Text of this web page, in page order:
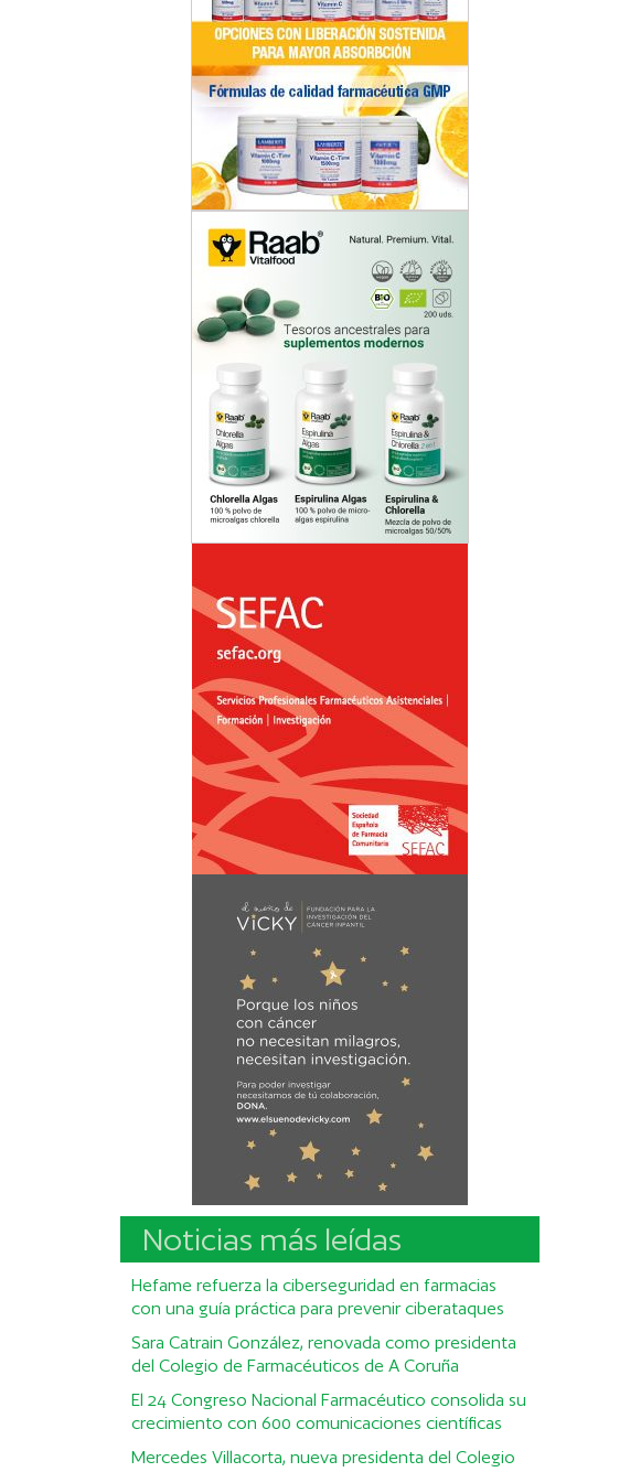
Noticias más leídas
Hefame refuerza la ciberseguridad en farmacias
con una guía práctica para prevenir ciberataques
Sara Catrain González, renovada como presidenta
del Colegio de Farmacéuticos de A Coruña
El 24 Congreso Nacional Farmacéutico consolida su
crecimiento con 600 comunicaciones científicas
Mercedes Villacorta, nueva presidenta del Colegio